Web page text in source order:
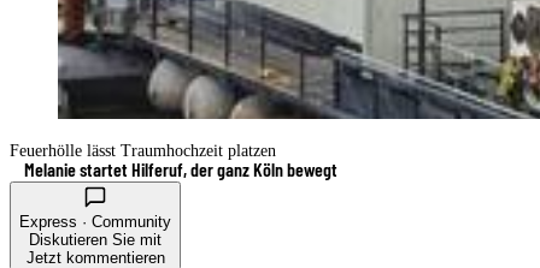
Feuerhölle lässt Traumhochzeit platzen
Melanie startet Hilferuf, der ganz Köln bewegt
Express · Community
Diskutieren Sie mit
Jetzt kommentieren